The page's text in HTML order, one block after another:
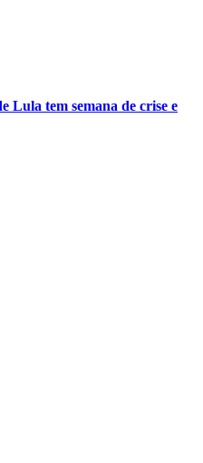
Lula tem semana de crise e